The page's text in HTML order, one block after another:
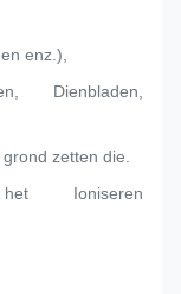
enz.),
Dienbladen,
zetten die.
het Ioniseren